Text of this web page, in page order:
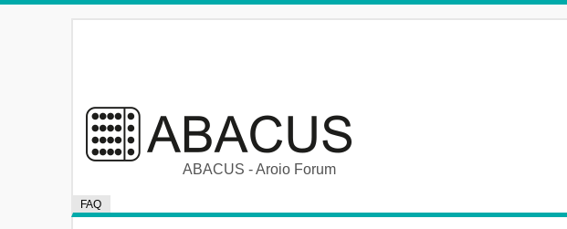
ABACUS - Aroio Forum
FAQ